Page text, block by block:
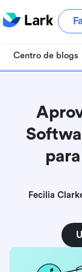
Centro de blogs
Fecilia